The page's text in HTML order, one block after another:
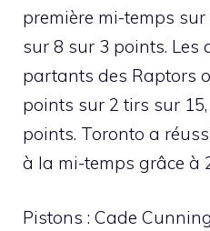
première mi-temps
sur 8 sur 3 points. Les
partants des Raptors
points sur 2 tirs sur
points. Toronto a
à la mi-temps grâce à
Pistons : Cade